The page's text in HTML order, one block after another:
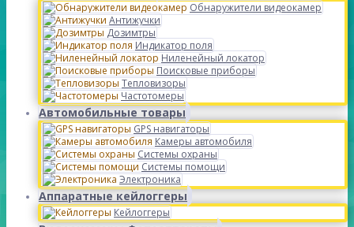
Обнаружители видеокамер
Антижучки
Дозимтры
Индикатор поля
Ниленейный локатор
Поисковые приборы
Тепловизоры
Частотомеры
Автомобильные товары
GPS навигаторы
Камеры автомобиля
Системы охраны
Системы помощи
Электроника
Аппаратные кейлоггеры
Кейлоггеры